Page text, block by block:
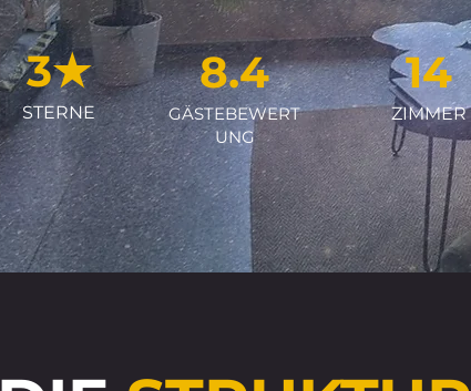
3★
STERNE
8.4
GÄSTEBEWERT
UNG
14
ZIMMER